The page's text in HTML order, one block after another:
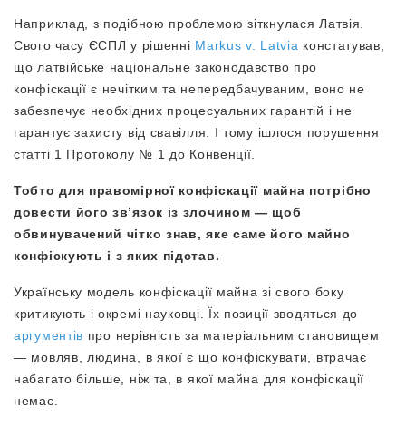
Наприклад, з подібною проблемою зіткнулася Латвія.
Свого часу ЄСПЛ у рішенні Markus v. Latvia констатував,
що латвійське національне законодавство про
конфіскації є нечітким та непередбачуваним, воно не
забезпечує необхідних процесуальних гарантій і не
гарантує захисту від свавілля. І тому ішлося порушення
статті 1 Протоколу № 1 до Конвенції.
Тобто для правомірної конфіскації майна потрібно
довести його звʼязок із злочином — щоб
обвинувачений чітко знав, яке саме його майно
конфіскують і з яких підстав.
Українську модель конфіскації майна зі свого боку
критикують і окремі науковці. Їх позиції зводяться до
аргументів про нерівність за матеріальним становищем
— мовляв, людина, в якої є що конфіскувати, втрачає
набагато більше, ніж та, в якої майна для конфіскації
немає.